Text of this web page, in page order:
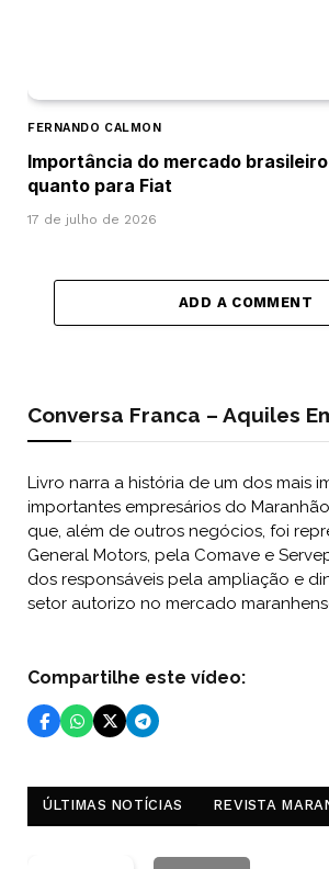
FERNANDO CALMON
Importância do mercado
quanto para Fiat
17 de julho de 2026
ADD A COMMENT
Conversa Franca – Aquiles
Livro narra a história de um dos mais
importantes empresários do
que, além de outros negócios, foi
General Motors, pela Comave e
dos responsáveis pela ampliação e
setor autorizo no mercado
Compartilhe este vídeo:
ÚLTIMAS NOTÍCIAS REVISTA